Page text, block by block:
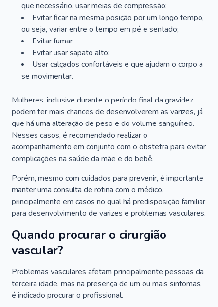
que necessário, usar meias de compressão;
Evitar ficar na mesma posição por um longo tempo,
ou seja, variar entre o tempo em pé e sentado;
Evitar fumar;
Evitar usar sapato alto;
Usar calçados confortáveis e que ajudam o corpo a
se movimentar.
Mulheres, inclusive durante o período final da gravidez,
podem ter mais chances de desenvolverem as varizes, já
que há uma alteração de peso e do volume sanguíneo.
Nesses casos, é recomendado realizar o
acompanhamento em conjunto com o obstetra para evitar
complicações na saúde da mãe e do bebê.
Porém, mesmo com cuidados para prevenir, é importante
manter uma consulta de rotina com o médico,
principalmente em casos no qual há predisposição familiar
para desenvolvimento de varizes e problemas vasculares.
Quando procurar o cirurgião
vascular?
Problemas vasculares afetam principalmente pessoas da
terceira idade, mas na presença de um ou mais sintomas,
é indicado procurar o profissional.